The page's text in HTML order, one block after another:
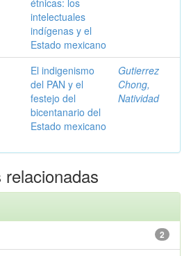
étnicas: los
intelectuales
indígenas y el
Estado mexicano
El indigenismo
del PAN y el
festejo del
bicentanario del
Estado mexicano
Gutierrez
Chong,
Natividad
2